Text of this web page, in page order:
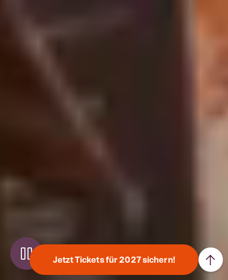
Jetzt Tickets für 2027 sichern! ↑